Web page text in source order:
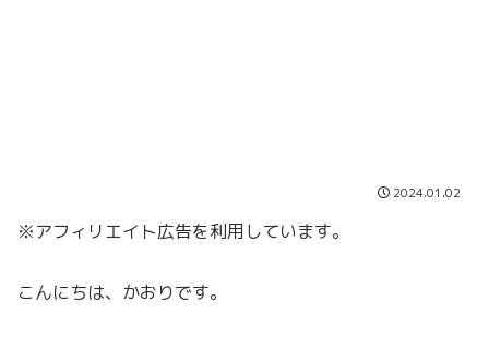
2024.01.02
※アフィリエイト広告を利用しています。
こんにちは、かおりです。